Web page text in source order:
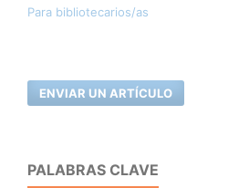
Para bibliotecarios/as
ENVIAR UN ARTÍCULO
PALABRAS CLAVE